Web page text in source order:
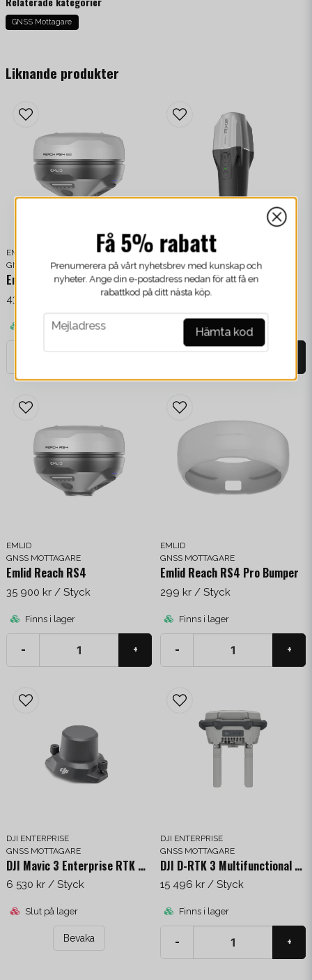
Liknande produkter
EMLID
GNSS MOTTAGARE
Emlid Reach RS4 Pro
43 900 kr
Finns i lager
EMLID
GNSS MOTTAGARE
Emlid Reach RX2
21 990 kr / Styck
På väg in från leverantör
EMLID
GNSS MOTTAGARE
Emlid Reach RS4
35 900 kr / Styck
Finns i lager
- +
EMLID
GNSS MOTTAGARE
Emlid Reach RS4 Pro Bumper
299 kr / Styck
Finns i lager
- +
DJI ENTERPRISE
GNSS MOTTAGARE
DJI Mavic 3 Enterprise RTK Module
6 530 kr / Styck
Slut på lager
Bevaka
DJI ENTERPRISE
GNSS MOTTAGARE
DJI D-RTK 3 Multifunctional Station
15 496 kr / Styck
Finns i lager
- +
GNSS Mottagare
Få 5% rabatt
Prenumerera på vårt nyhetsbrev med kunskap och
nyheter. Ange din e-postadress nedan för att få en
rabattkod på ditt nästa köp.
email
Mejladress Hämta kod